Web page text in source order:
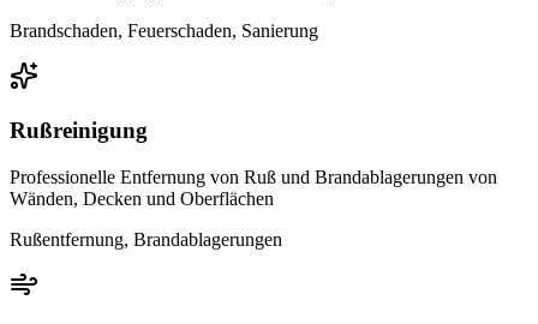
Brandschaden, Feuerschaden, Sanierung
Rußreinigung
Professionelle Entfernung von Ruß und Brandablagerungen von
Wänden, Decken und Oberflächen
Rußentfernung, Brandablagerungen